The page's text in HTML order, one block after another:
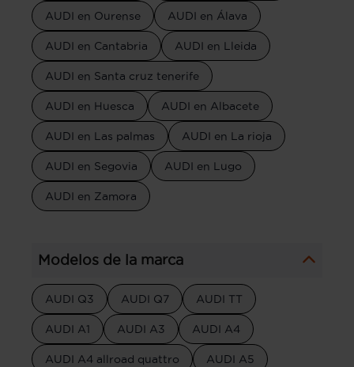
AUDI en Ourense AUDI en Álava
AUDI en Cantabria AUDI en Lleida
AUDI en Santa cruz tenerife
AUDI en Huesca AUDI en Albacete
AUDI en Las palmas AUDI en La rioja
AUDI en Segovia AUDI en Lugo
AUDI en Zamora
Modelos de la marca
AUDI Q3 AUDI Q7 AUDI TT
AUDI A1 AUDI A3 AUDI A4
AUDI A4 allroad quattro AUDI A5